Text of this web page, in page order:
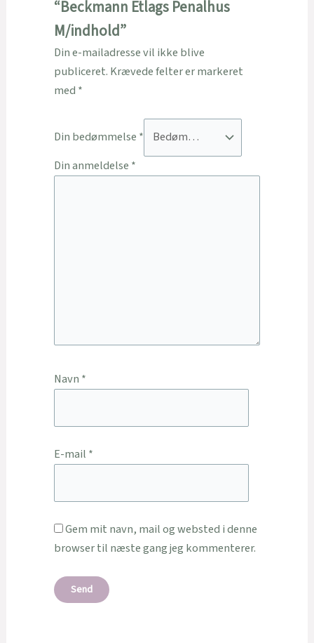
“Beckmann Etlags Penalhus
M/indhold”
Din e-mailadresse vil ikke blive
publiceret. Krævede felter er markeret
med *
Din bedømmelse *
Din anmeldelse *
Navn *
E-mail *
Gem mit navn, mail og websted i denne
browser til næste gang jeg kommenterer.